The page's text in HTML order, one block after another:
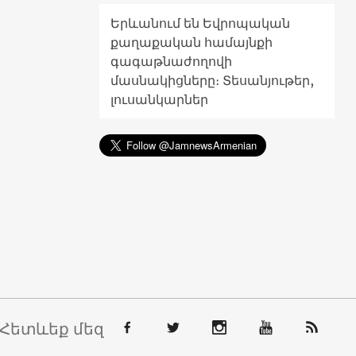
Երևանում են Եվրոպական
քաղաքական համայնքի
գագաթնաժողովի
մասնակիցները։ Տեսանյութեր,
լուսանկարներ
Հետևեք մեզ